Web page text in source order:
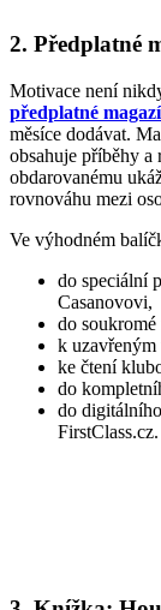
2. Předplatné
Motivace není
předplatné
měsíce dodávat.
obsahuje příběhy a
obdarovanému
rovnováhu mezi
Ve výhodném
do speciální
Casanovovi,
do
k uzavřeným
ke čtení
do
do
FirstClass.cz.